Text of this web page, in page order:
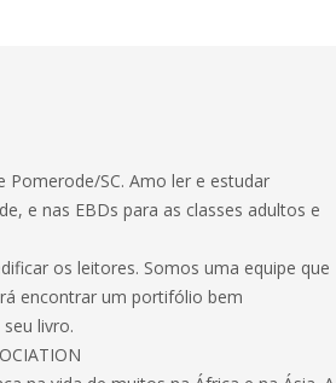
SC. Amo ler e estudar
e nas EBDs para as classes adultos e
os leitores. Somos uma equipe que
encontrar um portifólio bem
livro.